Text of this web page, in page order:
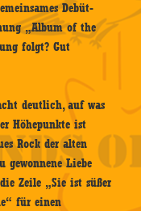
Debüt-
„Album of the
folgt? Gut
deutlich, auf was
Höhepunkte ist
Rock der alten
gewonnene Liebe
Zeile „Sie ist süßer
für einen